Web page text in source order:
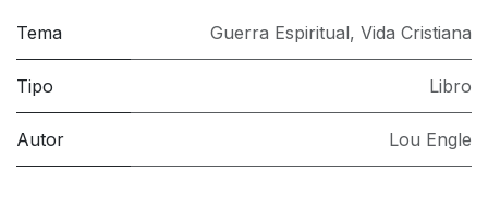
Tema Guerra Espiritual, Vida Cristiana
Tipo Libro
Autor Lou Engle